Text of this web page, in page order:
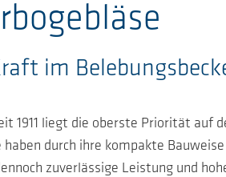
im
1911 liegt die oberste Priorität auf
durch ihre kompakte
zuverlässige Leistung und